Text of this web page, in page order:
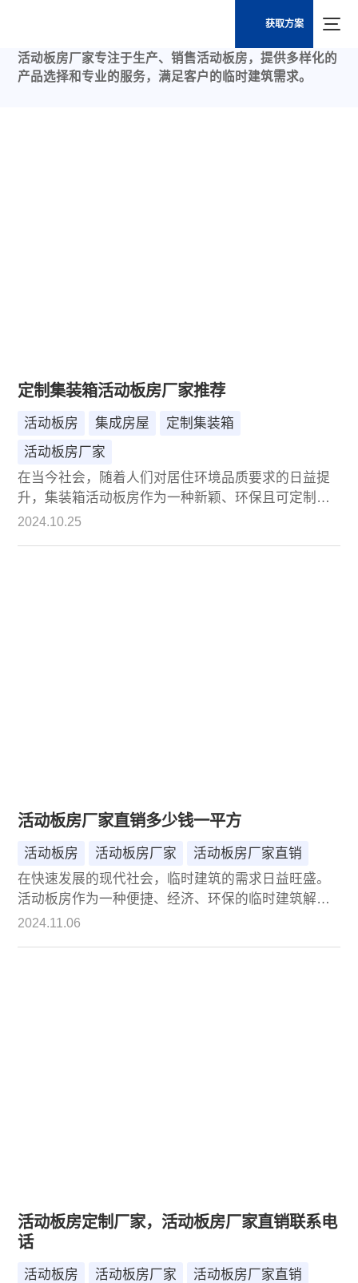
获取方案
活动板房厂家专注于生产、销售活动板房，提供多样化的
产品选择和专业的服务，满足客户的临时建筑需求。
定制集装箱活动板房厂家推荐
活动板房 集成房屋
定制集装箱
活动板房厂家
在当今社会，随着人们对居住环境品质要求的日益提
升，集装箱活动板房作为一种新颖、环保且可定制的
居住空间解决方案，正逐渐受到越来越多人的青睐。
2024.10.25
活动板房厂家直销多少钱一平方
活动板房 活动板房厂家
活动板房厂家直销
在快速发展的现代社会，临时建筑的需求日益旺盛。
活动板房作为一种便捷、经济、环保的临时建筑解决
方案，广泛应用于建筑工地、野外作业、仓储物流、
2024.11.06
活动板房定制厂家，活动板房厂家直销联系电
话
活动板房 活动板房厂家
活动板房厂家直销